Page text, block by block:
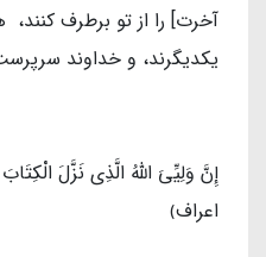
آخرت] را از تو برطرف کنند،
یکدیگرند، و خداوند
اعراف﴾